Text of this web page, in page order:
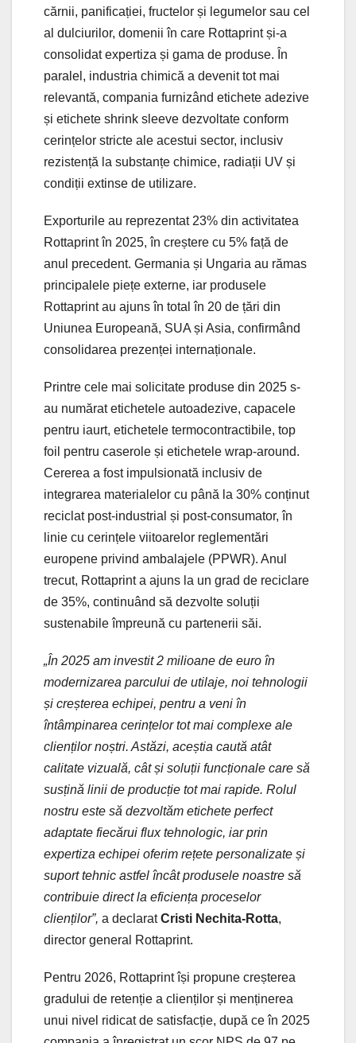
cărnii, panificației, fructelor și legumelor sau cel
al dulciurilor, domenii în care Rottaprint și-a
consolidat expertiza și gama de produse. În
paralel, industria chimică a devenit tot mai
relevantă, compania furnizând etichete adezive
și etichete shrink sleeve dezvoltate conform
cerințelor stricte ale acestui sector, inclusiv
rezistență la substanțe chimice, radiații UV și
condiții extinse de utilizare.
Exporturile au reprezentat 23% din activitatea
Rottaprint în 2025, în creștere cu 5% față de
anul precedent. Germania și Ungaria au rămas
principalele piețe externe, iar produsele
Rottaprint au ajuns în total în 20 de țări din
Uniunea Europeană, SUA și Asia, confirmând
consolidarea prezenței internaționale.
Printre cele mai solicitate produse din 2025 s-
au numărat etichetele autoadezive, capacele
pentru iaurt, etichetele termocontractibile, top
foil pentru caserole și etichetele wrap-around.
Cererea a fost impulsionată inclusiv de
integrarea materialelor cu până la 30% conținut
reciclat post-industrial și post-consumator, în
linie cu cerințele viitoarelor reglementări
europene privind ambalajele (PPWR). Anul
trecut, Rottaprint a ajuns la un grad de reciclare
de 35%, continuând să dezvolte soluții
sustenabile împreună cu partenerii săi.
„În 2025 am investit 2 milioane de euro în
modernizarea parcului de utilaje, noi tehnologii
și creșterea echipei, pentru a veni în
întâmpinarea cerințelor tot mai complexe ale
clienților noștri. Astăzi, aceștia caută atât
calitate vizuală, cât și soluții funcționale care să
susțină linii de producție tot mai rapide. Rolul
nostru este să dezvoltăm etichete perfect
adaptate fiecărui flux tehnologic, iar prin
expertiza echipei oferim rețete personalizate și
suport tehnic astfel încât produsele noastre să
contribuie direct la eficiența proceselor
clienților”, a declaratCristi Nechita-Rotta,
director general Rottaprint.
Pentru 2026, Rottaprint își propune creșterea
gradului de retenție a clienților și menținerea
unui nivel ridicat de satisfacție, după ce în 2025